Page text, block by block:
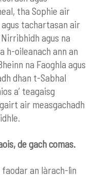
tha Sophie air
tachartasan air
agus na
h-oileanach ann an
na Faoghla agus
dhan t-Sabhal
a’ teagaisg
air measgachadh
de gach comas.
an làrach-lìn